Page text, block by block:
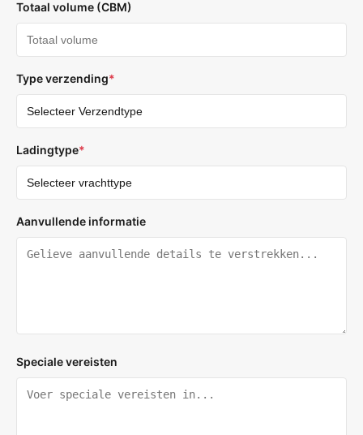
Totaal volume (CBM)
Type verzending*
Ladingtype*
Aanvullende informatie
Speciale vereisten